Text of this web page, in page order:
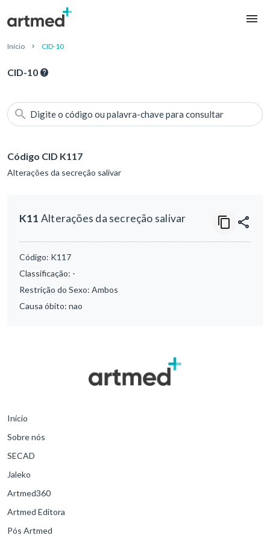
Início CID-10
CID-10
Digite o código ou palavra-chave para consultar
Código CID K117
Alterações da secreção salivar
K11 Alterações da secreção salivar
Código: K117
Classificação: -
Restrição do Sexo: Ambos
Causa óbito: nao
Início
Sobre nós
SECAD
Jaleko
Artmed360
Artmed Editora
Pós Artmed